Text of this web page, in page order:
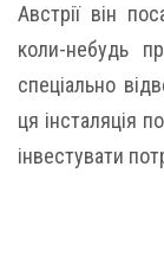
Австрії він
коли-небудь
спеціально
ця інсталяція
інвестувати